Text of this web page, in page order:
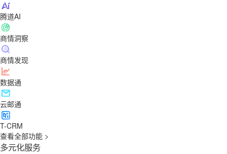
腾道AI
商情洞察
商情发现
数据通
云邮通
T-CRM
查看全部功能 >
多元化服务